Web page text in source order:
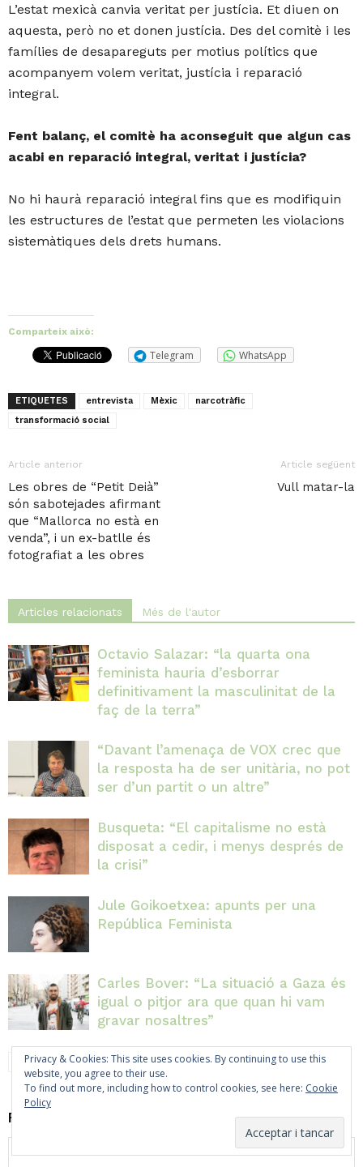
L’estat mexicà canvia veritat per justícia. Et diuen on
aquesta, però no et donen justícia. Des del comitè i les
famílies de desapareguts per motius polítics que
acompanyem volem veritat, justícia i reparació
integral.
Fent balanç, el comitè ha aconseguit que algun cas
acabi en reparació integral, veritat i justícia?
No hi haurà reparació integral fins que es modifiquin
les estructures de l’estat que permeten les violacions
sistemàtiques dels drets humans.
Comparteix això:
Telegram WhatsApp
ETIQUETES entrevista Mèxic
narcotràfic
transformació social
Article anterior
Les obres de “Petit Deià”
són sabotejades afirmant
que “Mallorca no està en
venda”, i un ex-batlle és
fotografiat a les obres
Article següent
Vull matar-la
Articles relacionats Més de l'autor
Octavio Salazar: “la quarta ona
feminista hauria d’esborrar
definitivament la masculinitat de la
faç de la terra”
“Davant l’amenaça de VOX crec que
la resposta ha de ser unitària, no pot
ser d’un partit o un altre”
Busqueta: “El capitalisme no està
disposat a cedir, i menys després de
la crisi”
Jule Goikoetxea: apunts per una
República Feminista
Carles Bover: “La situació a Gaza és
igual o pitjor ara que quan hi vam
gravar nosaltres”
FER UN COMENTARI
Privacy & Cookies: This site uses cookies. By continuing to use this
website, you agree to their use.
To find out more, including how to control cookies, see here: Cookie
Policy